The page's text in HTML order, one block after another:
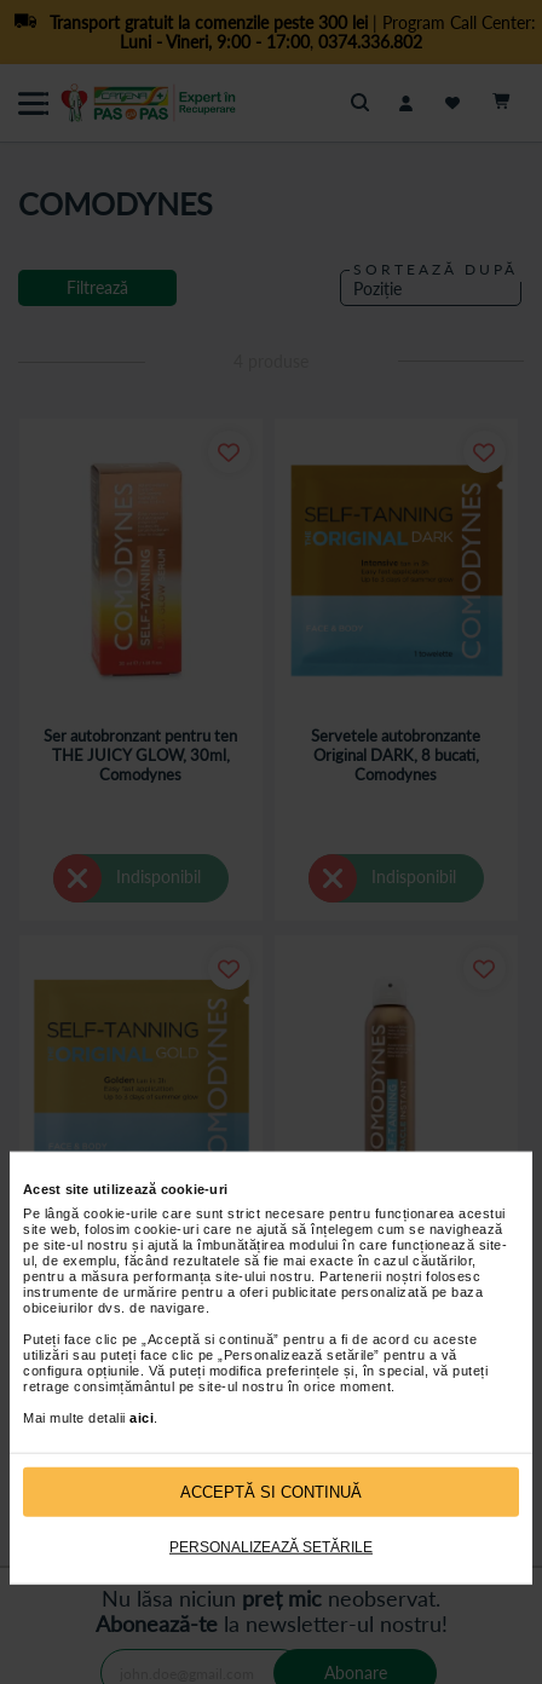
Acest site utilizează cookie-uri
Pe lângă cookie-urile care sunt strict necesare pentru funcționarea acestui
site web, folosim cookie-uri care ne ajută să înțelegem cum se navighează
pe site-ul nostru și ajută la îmbunătățirea modului în care funcționează site-
ul, de exemplu, făcând rezultatele să fie mai exacte în cazul căutărilor,
pentru a măsura performanța site-ului nostru. Partenerii noștri folosesc
instrumente de urmărire pentru a oferi publicitate personalizată pe baza
obiceiurilor dvs. de navigare.
Puteți face clic pe „Acceptă si continuă” pentru a fi de acord cu aceste
utilizări sau puteți face clic pe „Personalizează setările” pentru a vă
configura opțiunile. Vă puteți modifica preferințele și, în special, vă puteți
retrage consimțământul pe site-ul nostru în orice moment.
Mai multe detalii aici
ACCEPTĂ SI CONTINUĂ
PERSONALIZEAZĂ SETĂRILE
Transport gratuit la comenzile peste 300 lei| Program Call Center:
Luni - Vineri, 9:00 - 17:00, 0374.336.802
Cautare
COMODYNES
SORTEAZĂ DUPĂ
Ser autobronzant pentru ten
THE JUICY GLOW, 30ml,
Comodynes
Indisponibil
Servetele autobronzante
Original DARK, 8 bucati,
Comodynes
Indisponibil
Servetele autobronzante
Original GOLD, 8 bucati,
Comodynes
Indisponibil
Spray autobronzant INSTANT
MIRACLE, 200ml, Comodynes
Indisponibil
Filtrează
Nu lăsa niciun preț mic neobservat.
Abonează-tela newsletter-ul nostru!
Abonare